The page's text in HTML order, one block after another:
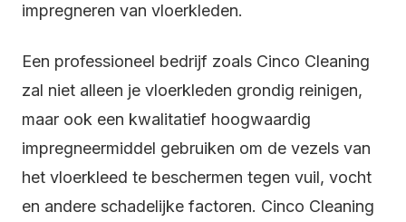
impregneren van vloerkleden.
Een professioneel bedrijf zoals Cinco Cleaning
zal niet alleen je vloerkleden grondig reinigen,
maar ook een kwalitatief hoogwaardig
impregneermiddel gebruiken om de vezels van
het vloerkleed te beschermen tegen vuil, vocht
en andere schadelijke factoren. Cinco Cleaning